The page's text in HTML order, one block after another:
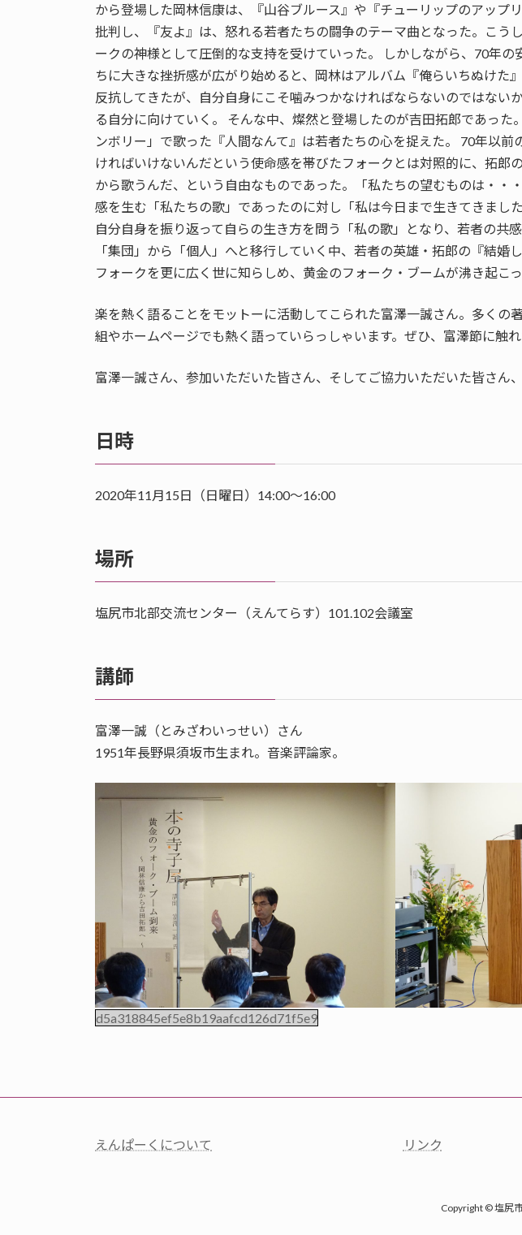
から登場した岡林信康は、『山谷ブルース』や『チューリップのアップ
批判し、『友よ』は、怒れる若者たちの闘争のテーマ曲となった。こう
ークの神様として圧倒的な支持を受けていった。 しかしながら、70年の
ちに大きな挫折感が広がり始めると、岡林はアルバム『俺らいちぬけた
反抗してきたが、自分自身にこそ噛みつかなければならないのではない
る自分に向けていく。 そんな中、燦然と登場したのが吉田拓郎であった
ンボリー」で歌った『人間なんて』は若者たちの心を捉えた。 70年以前
ければいけないんだという使命感を帯びたフォークとは対照的に、拓郎
から歌うんだ、という自由なものであった。「私たちの望むものは・・
感を生む「私たちの歌」であったのに対し「私は今日まで生きてきまし
自分自身を振り返って自らの生き方を問う「私の歌」となり、若者の共
「集団」から「個人」へと移行していく中、若者の英雄・拓郎の『結婚
フォークを更に広く世に知らしめ、黄金のフォーク・ブームが沸き起こっ
楽を熱く語ることをモットーに活動してこられた富澤一誠さん。多くの
組やホームページでも熱く語っていらっしゃいます。ぜひ、富澤節に触れ
富澤一誠さん、参加いただいた皆さん、そしてご協力いただいた皆さん
日時
2020年11月15日（日曜日）14:00～16:00
場所
塩尻市北部交流センター（えんてらす）101.102会議室
講師
富澤一誠（とみざわいっせい）さん
1951年長野県須坂市生まれ。音楽評論家。
d5a318845ef5e8b19aafcd126d71f5e9
えんぱーくについて リンク
Copyright © 塩尻